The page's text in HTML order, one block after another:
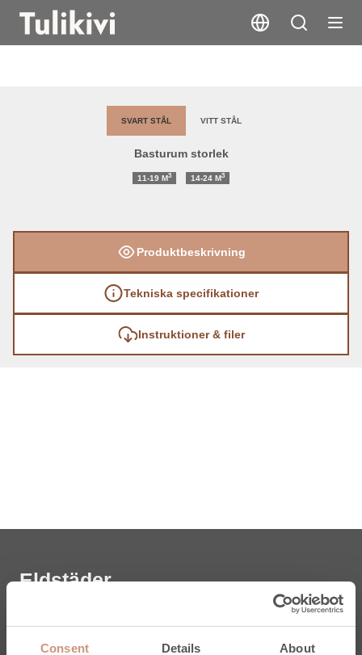
Consent Details About
Usva LSVART STÅL VITT STÅL
Basturum storlek
11-19 M3 14-24 M3
Produktbeskrivning
Tekniska specifikationer
Instruktioner & filer
Eldstäder